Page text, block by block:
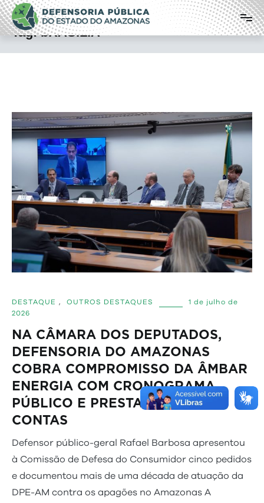
Pular
para
o
conteúdo
Defensoria Pública do Estado do
Amazonas
Tag:bRASÍLIA
DESTAQUE , OUTROS DESTAQUES
1 de julho de
2026
NA CÂMARA DOS DEPUTADOS,
DEFENSORIA DO AMAZONAS
COBRA COMPROMISSO DA ÂMBAR
ENERGIA COM CRONOGRAMA
PÚBLICO E PRESTAÇÃO DE
CONTAS
Defensor público-geral Rafael Barbosa apresentou
à Comissão de Defesa do Consumidor cinco pedidos
e documentou mais de uma década de atuação da
DPE-AM contra os apagões no Amazonas A